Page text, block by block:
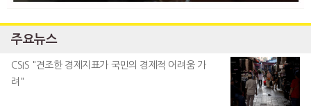
주요뉴스
CSIS "견조한 경제지표가 국민의 경제적 어려움 가
려"